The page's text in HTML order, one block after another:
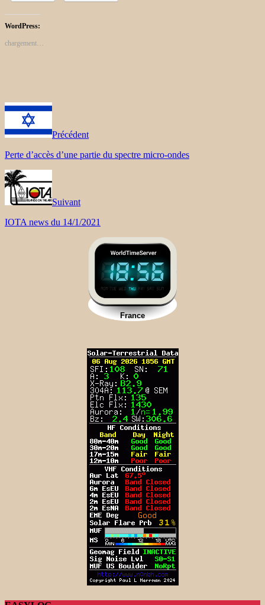
WordPress:
chargement…
Précédent
Perte d’accès d’une partie du spectre micro-ondes
Suivant
IOTA news du 14/1/2021